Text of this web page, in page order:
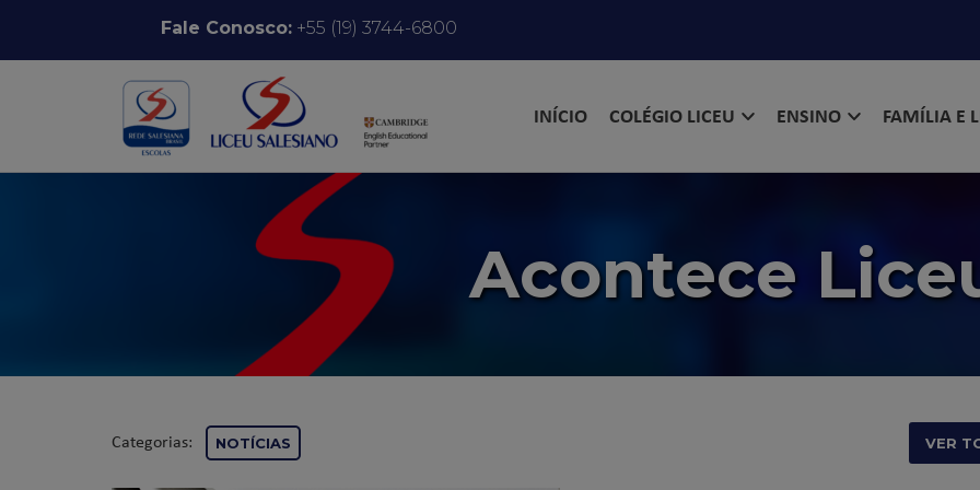
Pular para o conteúdoFale Conosco:+55 (19) 3744-6800
INÍCIO COLÉGIO LICEU ENSINO FAMÍLIA E
Acontece
Categorias: NOTÍCIAS VER